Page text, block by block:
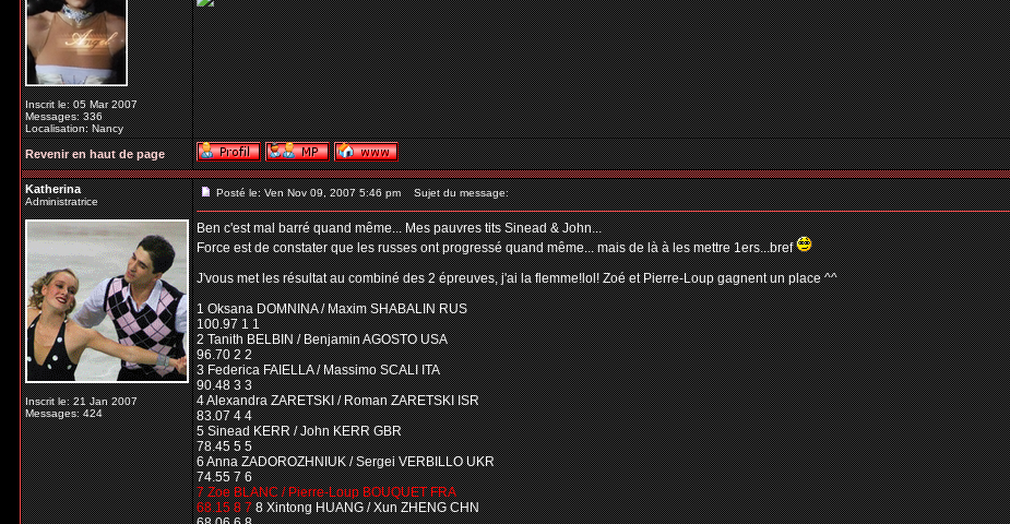
Inscrit le: 05 Mar 2007
Messages: 336
Localisation: Nancy
Revenir en haut de page
Katherina
Administratrice
Inscrit le: 21 Jan 2007
Messages: 424
Posté le: Ven Nov 09, 2007 5:46 pm Sujet du message:
Ben c'est mal barré quand même... Mes pauvres tits Sinead & John...
Force est de constater que les russes ont progressé quand même... mais de là à les mettre 1ers...bref
J'vous met les résultat au combiné des 2 épreuves, j'ai la flemme!lol! Zoé et Pierre-Loup gagnent un place ^^
1 Oksana DOMNINA / Maxim SHABALIN RUS
100.97 1 1
2 Tanith BELBIN / Benjamin AGOSTO USA
96.70 2 2
3 Federica FAIELLA / Massimo SCALI ITA
90.48 3 3
4 Alexandra ZARETSKI / Roman ZARETSKI ISR
83.07 4 4
5 Sinead KERR / John KERR GBR
78.45 5 5
6 Anna ZADOROZHNIUK / Sergei VERBILLO UKR
74.55 7 6
7 Zoe BLANC / Pierre-Loup BOUQUET FRA
68.15 8 78 Xintong HUANG / Xun ZHENG CHN